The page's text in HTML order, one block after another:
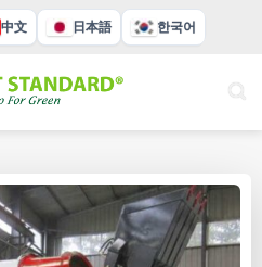
中文 日本語 한국어